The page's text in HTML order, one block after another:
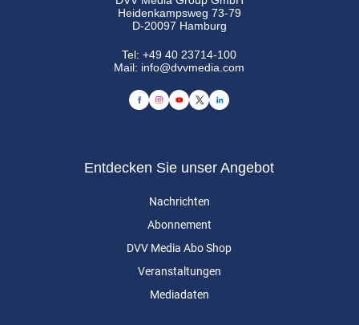
Heidenkampsweg 73-79
D-20097 Hamburg
Tel:+49 40 23714-100
Mail: info@dvvmedia.com
Entdecken Sie unser Angebot
Nachrichten
Abonnement
DVV Media Abo Shop
Veranstaltungen
Mediadaten